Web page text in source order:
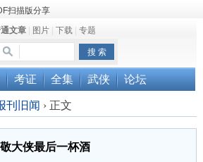
侠友共赏鉴
圆满结束
扫描版分享
文章| 图片| 下载| 专题
考证 全集 武侠 论坛
刊旧闻 ›正文
敬大侠最后一杯酒